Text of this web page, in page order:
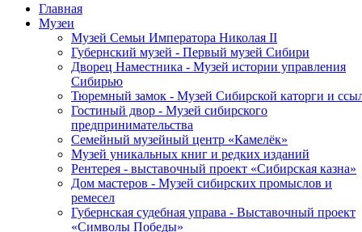
Главная
Музеи
Музей Семьи Императора Николая II
Губернский музей - Первый музей Сибири
Дворец Наместника - Музей истории управления
Сибирью
Тюремный замок - Музей Сибирской каторги и
Гостиный двор - Музей сибирского
предпринимательства
Семейный музейный центр «Камелёк»
Музей уникальных книг и редких изданий
Рентерея - выставочный проект «Сибирская казна»
Дом мастеров - Музей сибирских промыслов и
ремесел
Губернская судебная управа - Выставочный проект
«Символы Победы»